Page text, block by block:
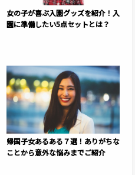
女の子が喜ぶ入園グッズを紹介！入
園に準備したい5点セットとは？
帰国子女あるある７選！ありがちな
ことから意外な悩みまでご紹介